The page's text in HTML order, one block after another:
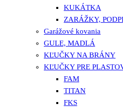
KUKÁTKA
ZARÁŽKY,
Garážové kovania
GULE, MADLÁ
KĽUČKY NA BRÁNY
KĽUČKY PRE
FAM
TITAN
FKS